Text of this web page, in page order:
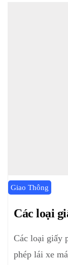
Giao Thông
Các loại
Các loại giấy
phép lái xe